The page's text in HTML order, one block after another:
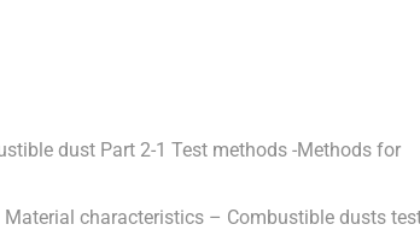
dust Part 2-1 Test methods -Methods for
Material characteristics – Combustible dusts